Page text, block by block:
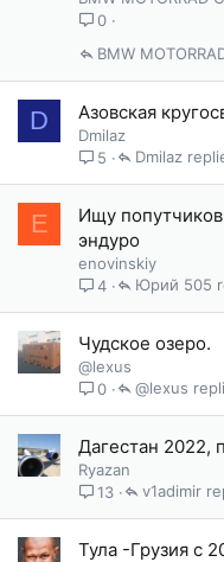
0
BMW
D Азовская
Dmilaz
5
Dmilaz
E
Ищу попутчиков
эндуро
enovinskiy
4
Юрий 505
Чудское озеро.
@lexus
0
@lexus
Дагестан 2022,
Ryazan
13
v1adimir
Тула -Грузия с